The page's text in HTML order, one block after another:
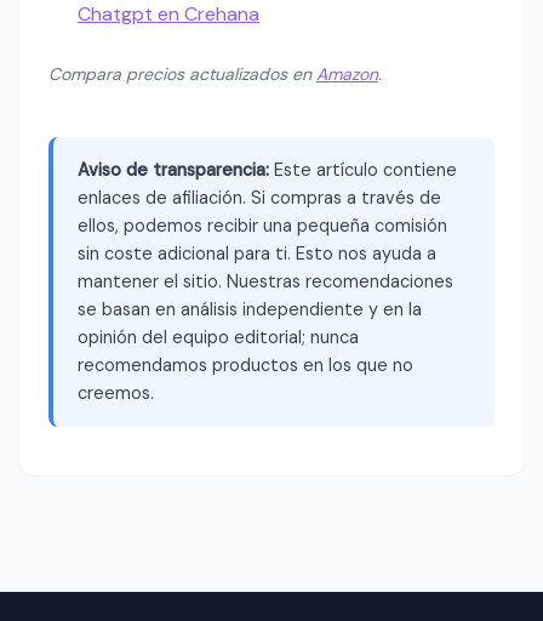
Chatgpt en Crehana
Compara precios actualizados enAmazon.
Aviso de transparencia: Este artículo contiene
enlaces de afiliación. Si compras a través de
ellos, podemos recibir una pequeña comisión
sin coste adicional para ti. Esto nos ayuda a
mantener el sitio. Nuestras recomendaciones
se basan en análisis independiente y en la
opinión del equipo editorial; nunca
recomendamos productos en los que no
creemos.